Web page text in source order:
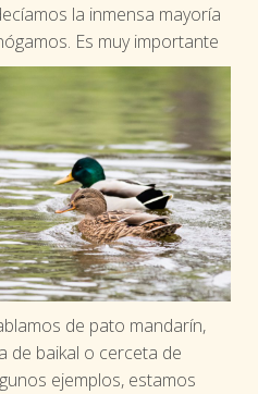
la inmensa mayoría
Es muy importante
de pato mandarín,
de baikal o cerceta de
ejemplos, estamos